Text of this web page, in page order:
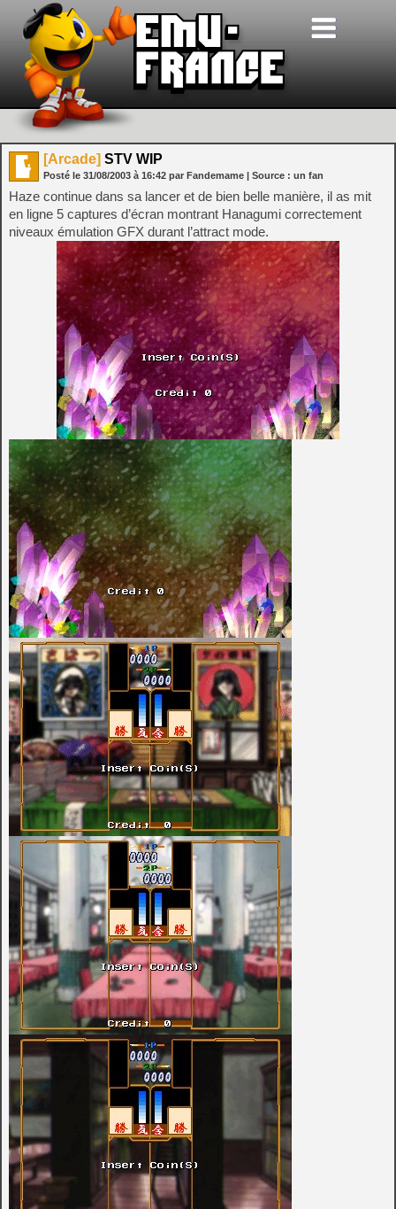
[Arcade] STV WIP
Posté le 31/08/2003 à 16:42 par Fandemame | Source : un fan
Haze continue dans sa lancer et de bien belle manière, il as mit
en ligne 5 captures d’écran montrant Hanagumi correctement
niveaux émulation GFX durant l’attract mode.